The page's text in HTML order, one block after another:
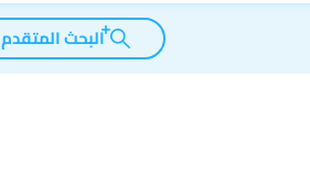
البحث المتقدم